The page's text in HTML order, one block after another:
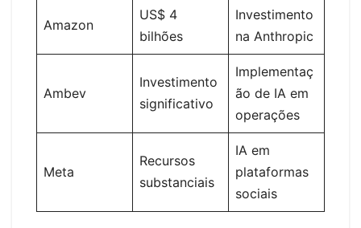
Amazon
US$ 4
bilhões
Investimento
na Anthropic
Ambev
Investimento
significativo
Implementaç
ão de IA em
operações
Meta
Recursos
substanciais
IA em
plataformas
sociais